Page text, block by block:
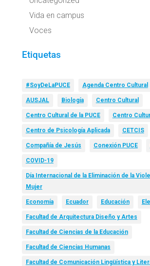
Vida en campus
Voces
Etiquetas
#SoyDeLaPUCE Agenda Centro Cultural
AUSJAL Biología Centro Cultural
Centro Cultural de la PUCE Centro
Centro de Psicología Aplicada CETCIS
Compañía de Jesús Conexión PUCE
COVID-19
Día Internacional de la Eliminación de la
Mujer
Economía Ecuador Educación
Facultad de Arquitectura Diseño y Artes
Facultad de Ciencias de la Educación
Facultad de Ciencias Humanas
Facultad de Comunicación Lingüística y